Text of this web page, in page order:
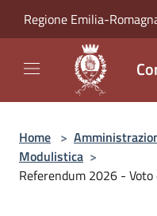
Regione Emilia-
Home >
Modulistica >
Referendum 2026 -